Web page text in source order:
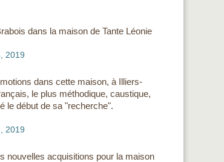
dans la maison de Tante Léonie
2019
dans cette maison, à Illiers-
le plus méthodique, caustique,
le début de sa "recherche".
2019
nouvelles acquisitions pour la maison